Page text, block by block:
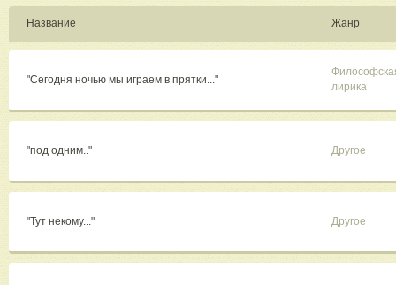
Название Жанр
"Сегодня ночью мы играем в прятки..."
лирика
"под одним.." Другое
"Тут некому..." Другое